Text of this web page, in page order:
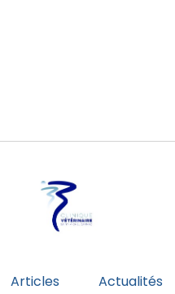
Articles Actualités